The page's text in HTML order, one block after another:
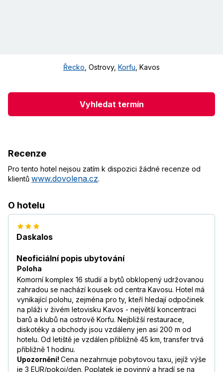
Řecko Ostrovy, Korfu Kavos
Vyhledat termín
Recenze
Pro tento hotel nejsou zatím k dispozici žádné recenze od
klientů www.dovolena.cz.
O hotelu
Daskalos
Neoficiální popis ubytování
Poloha
Komorní komplex 16 studií a bytů obklopený udržovanou
zahradou se nachází kousek od centra Kavosu. Hotel má
vynikající polohu, zejména pro ty, kteří hledají odpočinek
na pláži v živém letovisku Kavos - největší koncentraci
barů a klubů na ostrově Korfu. Nejbližší restaurace,
diskotéky a obchody jsou vzdáleny jen asi 200 m od
hotelu. Od letiště je vzdálen přibližně 45 km, transfer trvá
přibližně 1 hodinu.
Upozornění! Cena nezahrnuje pobytovou taxu, jejíž výše
je 3 EUR/pokoj/den. Poplatek je povinný a hradí se na